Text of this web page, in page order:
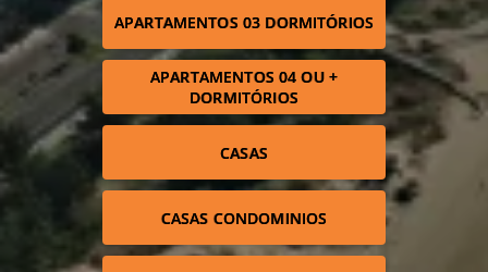
APARTAMENTOS 03 DORMITÓRIOS
APARTAMENTOS 04 OU +
DORMITÓRIOS
CASAS
CASAS CONDOMINIOS